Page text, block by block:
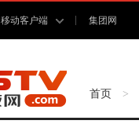
移动客户端 集团网
首页 >